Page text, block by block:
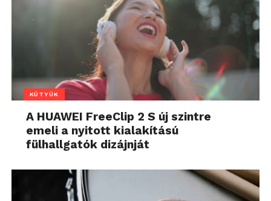
KÜTYÜK
A HUAWEI FreeClip 2 S új szintre
emeli a nyitott kialakítású
fülhallgatók dizájnját